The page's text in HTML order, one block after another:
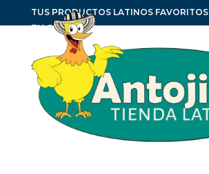
TUS PRODUCTOS LATINOS FAVORITOS
TU CASA